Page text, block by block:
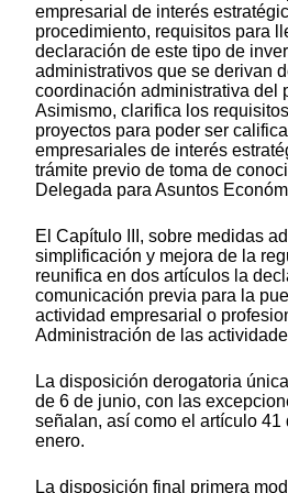
empresarial de interés
procedimiento, requisitos para
declaración de este tipo de
administrativos que se derivan
coordinación administrativa del
Asimismo, clarifica los
proyectos para poder ser
empresariales de interés
trámite previo de toma de
Delegada para Asuntos
El Capítulo III, sobre medidas
simplificación y mejora de la
reunifica en dos artículos la
comunicación previa para la
actividad empresarial o
Administración de las
La disposición derogatoria
de 6 de junio, con las
señalan, así como el artículo 41
enero.
La disposición final primera